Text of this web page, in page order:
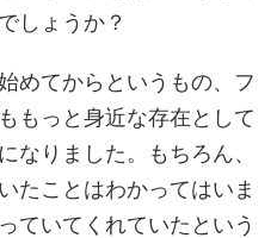
しょうか？
めてからというもの、フ
もっと身近な存在として
なりました。もちろん、
たことはわかってはいま
ていてくれていたという